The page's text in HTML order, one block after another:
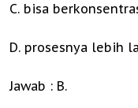
C. bisa
D. prosesnya lebih
Jawab : B.